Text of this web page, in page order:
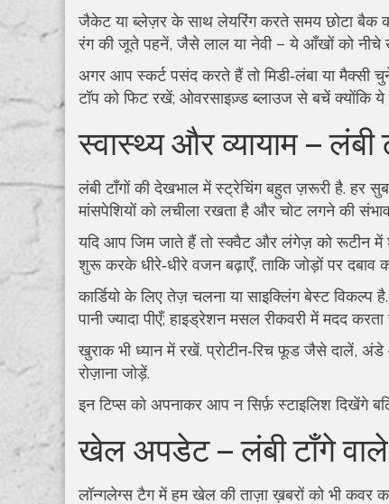
जैकेट या ब्लेज़र के साथ लेयरिंग करते समय छोटा बैक
रंग की जूते पहनें, जैसे लाल या नेवी – ये आँखों को नीचे
अगर आप स्कर्ट पसंद करते हैं तो मिडी‑लंबा या
टॉप को फिट रखें; ओवरसाइज़्ड ब्लाउज से बचें क्योंकि
स्वास्थ्य और व्यायाम –
लंबी टाँगों की देखभाल में स्ट्रेचिंग बहुत ज़रूरी है. हर
मांसपेशियों को लचीला रखता है और चोट लगने की
यदि आप जिम जाते हैं तो स्क्वैट और लंगेज़ को रूटीन में
शुरू करके धीरे‑धीरे वजन बढ़ाएँ, ताकि जोड़ों पर दबाव
कार्डियो के लिए तेज़ चलना या साइक्लिंग बेस्ट
पानी ज्यादा पीएँ; हाइड्रेशन मसल रीकवरी में मदद करता
खुराक भी ध्यान में रखें. प्रोटीन‑रिच फूड जैसे दालें, अंडे
रोज़ाना जोड़ें.
इन टिप्स को अपनाकर आप न सिर्फ़ स्टाइलिश दिखेंगे
खेल अपडेट – लंबी टाँगे
लॉन्गलेग्स टैग में हम खेल की ताज़ा ख़बरों को भी कवर